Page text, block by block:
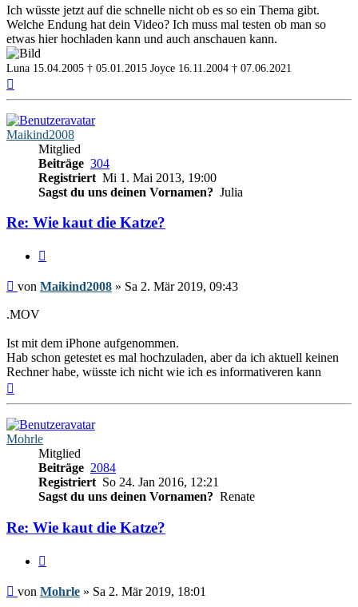
Ich wüsste jetzt auf die schnelle nicht ob es so ein Thema gibt.
Welche Endung hat dein Video? Ich muss mal testen ob man so
etwas hier hochladen kann und auch anschauen kann.
Luna 15.04.2005 † 05.01.2015 Joyce 16.11.2004 † 07.06.2021
Maikind2008
Mitglied
Beiträge 304
Registriert Mi 1. Mai 2013, 19:00
Sagst du uns deinen Vornamen? Julia
Re: Wie kaut die Katze?
Beitrag
von Maikind2008 » Sa 2. Mär 2019, 09:43
.MOV
Ist mit dem iPhone aufgenommen.
Hab schon getestet es mal hochzuladen, aber da ich aktuell keinen
Rechner habe, wüsste ich nicht wie ich es informativeren kann
Mohrle
Mitglied
Beiträge 2084
Registriert So 24. Jan 2016, 12:21
Sagst du uns deinen Vornamen? Renate
Re: Wie kaut die Katze?
Beitrag
von Mohrle » Sa 2. Mär 2019, 18:01